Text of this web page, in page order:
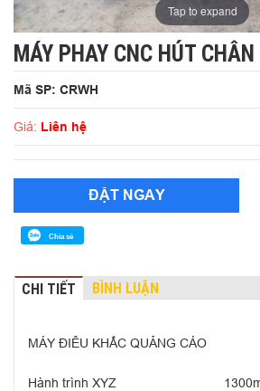
Tap to expand
MÁY PHAY CNC HÚT
Mã SP: CRWH
Giá: Liên hệ
ĐẶT NGAY
Chia sẻ
CHI TIẾT BÌNH LUẬN
MÁY ĐIÊU KHẮC QUẢNG CÁO
Hành trình XYZ